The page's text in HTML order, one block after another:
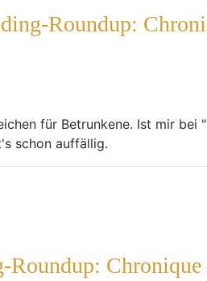
Roundup:
für Betrunkene. Ist mir
schon auffällig.